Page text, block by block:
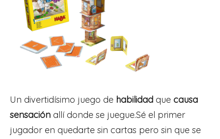
Un divertidísimo juego de habilidad que causa
sensación allí donde se juegue.Sé el primer
jugador en quedarte sin cartas pero sin que se